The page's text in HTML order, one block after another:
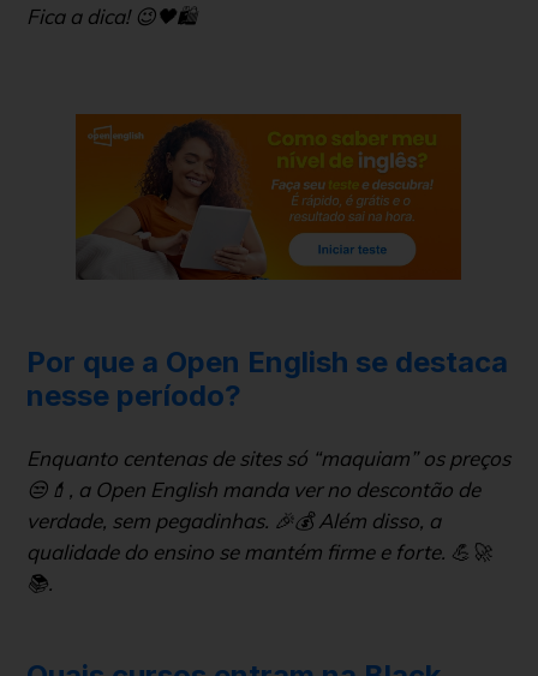
Fica a dica! 😉🖤🛍️
Por que a Open English se destaca
nesse período?
Enquanto centenas de sites só “maquiam” os preços
😒💄, a Open English manda ver no descontão de
verdade, sem pegadinhas. 🎉💰 Além disso, a
qualidade do ensino se mantém firme e forte. 💪🚀
📚.